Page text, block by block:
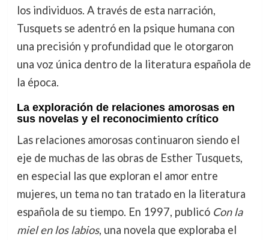
los individuos. A través de esta narración,
Tusquets se adentró en la psique humana con
una precisión y profundidad que le otorgaron
una voz única dentro de la literatura española de
la época.
La exploración de relaciones amorosas en
sus novelas y el reconocimiento crítico
Las relaciones amorosas continuaron siendo el
eje de muchas de las obras de Esther Tusquets,
en especial las que exploran el amor entre
mujeres, un tema no tan tratado en la literatura
española de su tiempo. En 1997, publicó Con la
miel en los labios, una novela que exploraba el